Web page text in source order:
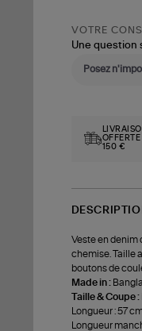
VOTRE
Une question
OFFERTE
150 €
Veste en denim
chemise. Taille
boutons de
Made in :
Taille & Coupe :
Longueur : 57
Longueur